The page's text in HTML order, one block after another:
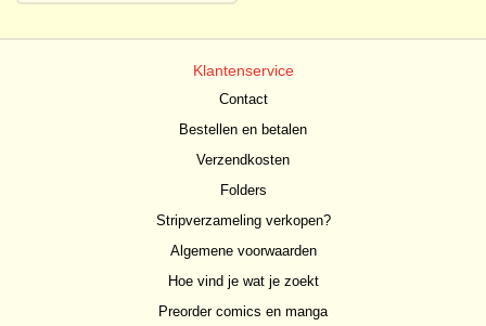
Klantenservice
Contact
Bestellen en betalen
Verzendkosten
Folders
Stripverzameling verkopen?
Algemene voorwaarden
Hoe vind je wat je zoekt
Preorder comics en manga